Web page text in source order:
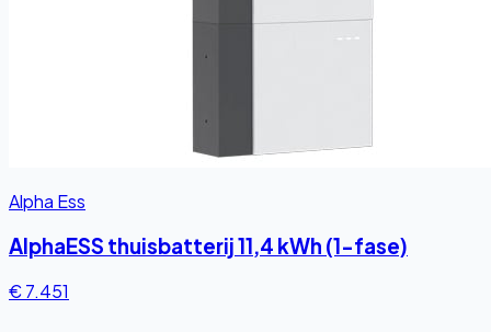
Alpha Ess
AlphaESS thuisbatterij 11,4 kWh (1-fase)
€ 7.451